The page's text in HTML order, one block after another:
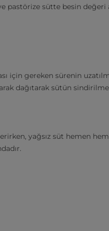
sütte besin değeri
için gereken sürenin
dağıtarak sütün
yağsız süt hemen